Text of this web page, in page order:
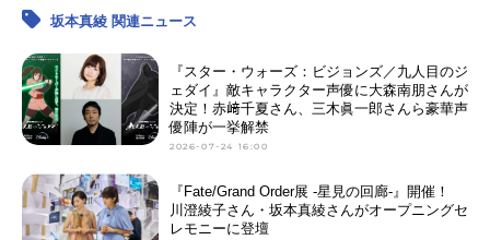
坂本真綾 関連ニュース
『スター・ウォーズ：ビジョンズ／九人目のジ
ェダイ』敵キャラクター声優に大森南朋さんが
決定！赤﨑千夏さん、三木眞一郎さんら豪華声
優陣が一挙解禁
2026-07-24 16:00
『Fate/Grand Order展 -星見の回廊-』開催！
川澄綾子さん・坂本真綾さんがオープニングセ
レモニーに登壇